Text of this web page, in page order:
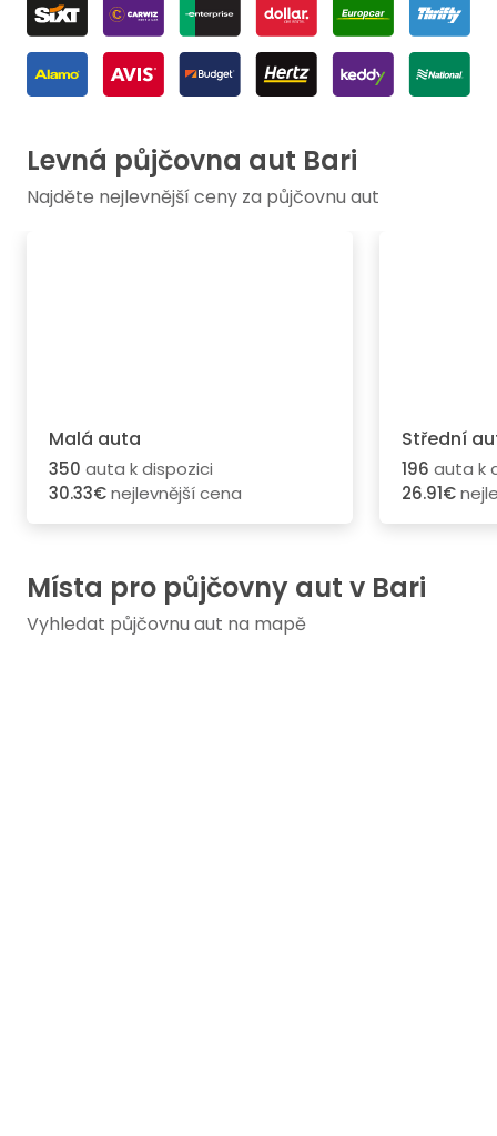
Levná půjčovna aut Bari
Najděte nejlevnější ceny za půjčovnu aut
Malá auta
350 auta k dispozici
30.33€nejlevnější cena
Střední
196 auta k
26.91€
Místa pro půjčovny aut v Bari
Vyhledat půjčovnu aut na mapě